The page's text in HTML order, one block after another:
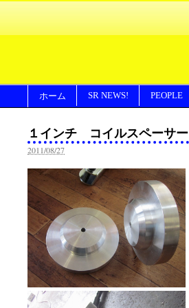
ホーム SR NEWS! PEOPLE
１インチ コイルスペーサー
2011/08/27